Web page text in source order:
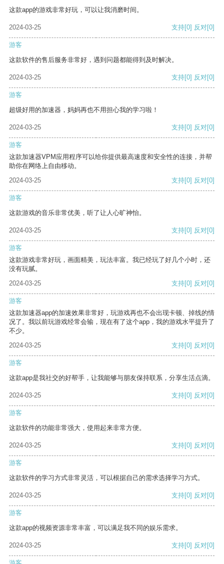
这款app的游戏非常好玩，可以让我消磨时间。
2024-03-25 支持[0] 反对[0]
游客
这款软件的售后服务非常好，遇到问题都能得到及时解决。
2024-03-25 支持[0] 反对[0]
游客
超级好用的加速器，妈妈再也不用担心我的学习啦！
2024-03-25 支持[0] 反对[0]
游客
这款加速器VPM应用程序可以给你提供最高速度和安全性的连接，并帮
助你在网络上自由移动。
2024-03-25
支持[0] 反对[0]
游客
这款游戏的音乐非常优美，听了让人心旷神怡。
2024-03-25 支持[0] 反对[0]
游客
这款游戏非常好玩，画面精美，玩法丰富。我已经玩了好几个小时，还
没有玩腻。
2024-03-25
支持[0] 反对[0]
游客
这款加速器app的加速效果非常好，玩游戏再也不会出现卡顿、掉线的情
况了。我以前玩游戏经常会输，现在有了这个app，我的游戏水平提升了
不少。
2024-03-25
支持[0] 反对[0]
游客
这款app是我社交的好帮手，让我能够与朋友保持联系，分享生活点滴。
2024-03-25 支持[0] 反对[0]
游客
这款软件的功能非常强大，使用起来非常方便。
2024-03-25 支持[0] 反对[0]
游客
这款软件的学习方式非常灵活，可以根据自己的需求选择学习方式。
2024-03-25 支持[0] 反对[0]
游客
这款app的视频资源非常丰富，可以满足我不同的娱乐需求。
2024-03-25 支持[0] 反对[0]